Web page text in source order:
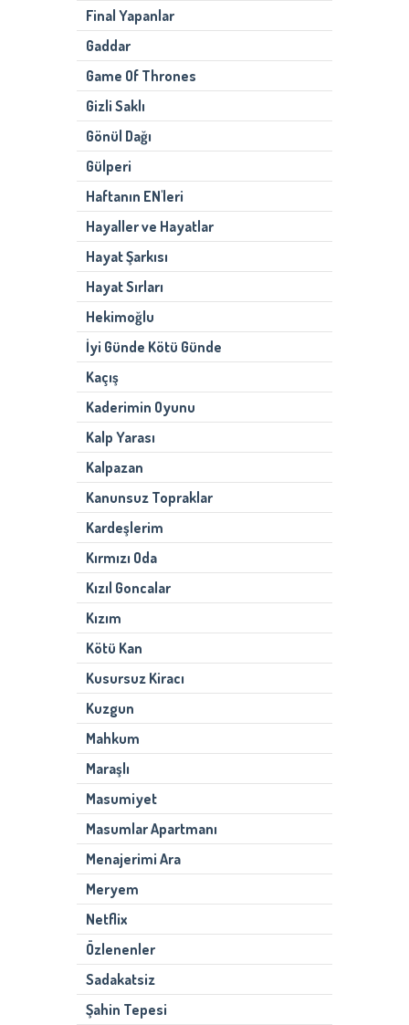
Final Yapanlar
Gaddar
Game Of Thrones
Gizli Saklı
Gönül Dağı
Gülperi
Haftanın EN'leri
Hayaller ve Hayatlar
Hayat Şarkısı
Hayat Sırları
Hekimoğlu
İyi Günde Kötü Günde
Kaçış
Kaderimin Oyunu
Kalp Yarası
Kalpazan
Kanunsuz Topraklar
Kardeşlerim
Kırmızı Oda
Kızıl Goncalar
Kızım
Kötü Kan
Kusursuz Kiracı
Kuzgun
Mahkum
Maraşlı
Masumiyet
Masumlar Apartmanı
Menajerimi Ara
Meryem
Netflix
Özlenenler
Sadakatsiz
Şahin Tepesi